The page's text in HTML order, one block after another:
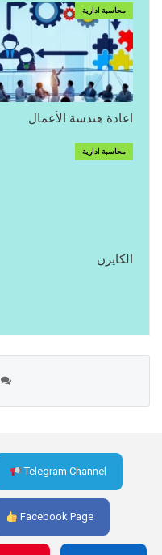
محاسبة ادارية
اعادة هندسة الأعمال
محاسبة ادارية
الكايزن
Telegram Channel
Facebook Page